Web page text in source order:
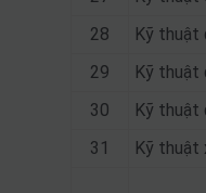
28
Kỹ thuật
29
Kỹ thuật
30
Kỹ thuật
31
Kỹ thuật